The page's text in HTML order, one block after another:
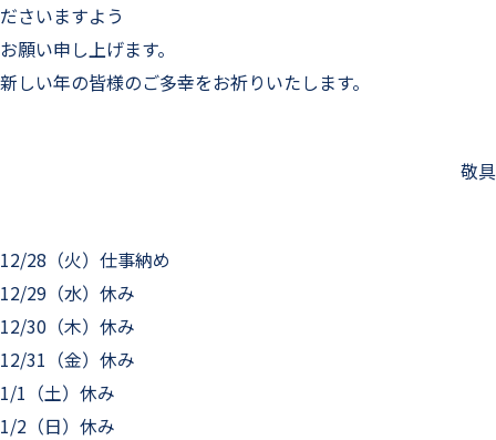
ださいますよう
お願い申し上げます。
新しい年の皆様のご多幸をお祈りいたします。
敬具
12/28（火）仕事納め
12/29（水）休み
12/30（木）休み
12/31（金）休み
1/1（土）休み
1/2（日）休み